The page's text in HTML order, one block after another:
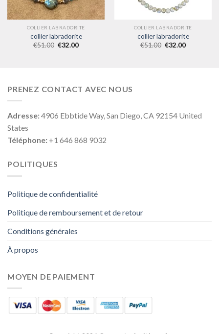
COLLIER LABRADORITE
collier labradorite
€51.00 €32.00
COLLIER LABRADORITE
collier labradorite
€51.00 €32.00
PRENEZ CONTACT AVEC NOUS
Adresse:4906 Ebbtide Way, San Diego, CA 92154 United
States
Téléphone: +1 646 868 9032
POLITIQUES
Politique de confidentialité
Politique de remboursement et de retour
Conditions générales
À propos
MOYEN DE PAIEMENT